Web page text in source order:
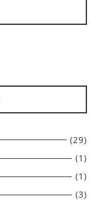
(29)
(1)
(1)
(3)